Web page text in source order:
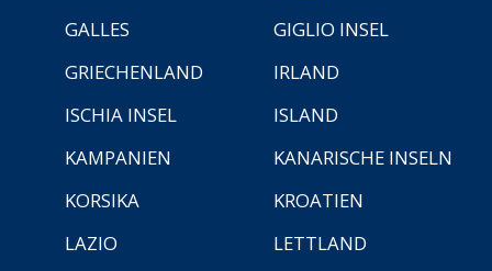
GALLES
GIGLIO INSEL
GRIECHENLAND
IRLAND
ISCHIA INSEL
ISLAND
KAMPANIEN
KANARISCHE INSELN
KORSIKA
KROATIEN
LAZIO
LETTLAND